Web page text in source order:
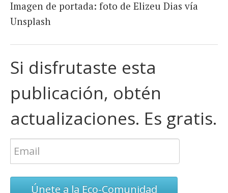
Imagen de portada: foto de Elizeu Dias vía
Unsplash
Si disfrutaste esta
publicación, obtén
actualizaciones. Es gratis.
Únete a la Eco-Comunidad